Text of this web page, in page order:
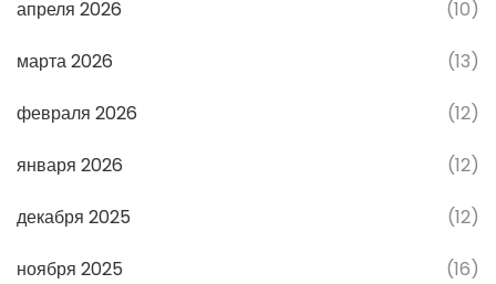
апреля 2026 (10)
марта 2026 (13)
февраля 2026 (12)
января 2026 (12)
декабря 2025 (12)
ноября 2025 (16)